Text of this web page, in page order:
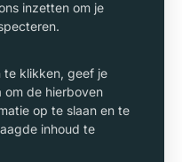
inzetten om je
te klikken, geef je
om de hierboven
op te slaan en te
inhoud te